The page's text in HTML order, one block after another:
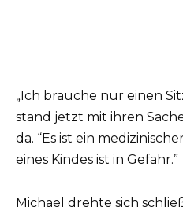
„Ich brauche nur einen
stand jetzt mit ihren
da. “Es ist ein
eines Kindes ist in Gefahr.”
Michael drehte sich